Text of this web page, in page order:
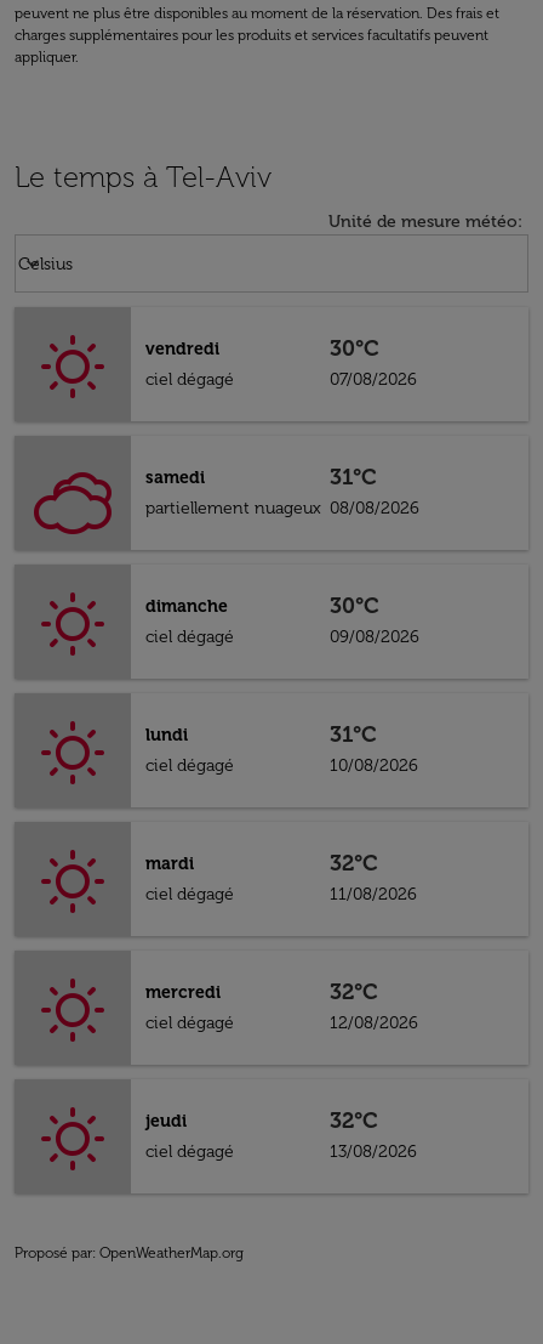
peuvent ne plus être disponibles au moment de la réservation. Des frais et
charges supplémentaires pour les produits et services facultatifs peuvent
appliquer.
Le temps à Tel-Aviv
Unité de mesure météo:
Celsius
keyboard_arrow_down
vendredi
ciel dégagé
30°C
07/08/2026
samedi
partiellement nuageux
31°C
08/08/2026
dimanche
ciel dégagé
30°C
09/08/2026
lundi
ciel dégagé
31°C
10/08/2026
mardi
ciel dégagé
32°C
11/08/2026
mercredi
ciel dégagé
32°C
12/08/2026
jeudi
ciel dégagé
32°C
13/08/2026
Proposé par: OpenWeatherMap.org